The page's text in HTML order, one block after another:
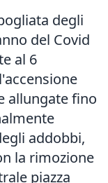
degli
del Covid
al 6
allungate fino
addobbi,
la rimozione
piazza